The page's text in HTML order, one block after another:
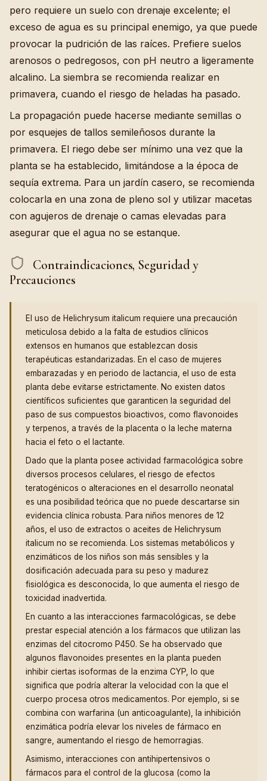
pero requiere un suelo con drenaje excelente; el
exceso de agua es su principal enemigo, ya que puede
provocar la pudrición de las raíces. Prefiere suelos
arenosos o pedregosos, con pH neutro a ligeramente
alcalino. La siembra se recomienda realizar en
primavera, cuando el riesgo de heladas ha pasado.
La propagación puede hacerse mediante semillas o
por esquejes de tallos semileñosos durante la
primavera. El riego debe ser mínimo una vez que la
planta se ha establecido, limitándose a la época de
sequía extrema. Para un jardín casero, se recomienda
colocarla en una zona de pleno sol y utilizar macetas
con agujeros de drenaje o camas elevadas para
asegurar que el agua no se estanque.
Contraindicaciones, Seguridad y
Precauciones
El uso de Helichrysum italicum requiere una precaución
meticulosa debido a la falta de estudios clínicos
extensos en humanos que establezcan dosis
terapéuticas estandarizadas. En el caso de mujeres
embarazadas y en periodo de lactancia, el uso de esta
planta debe evitarse estrictamente. No existen datos
científicos suficientes que garanticen la seguridad del
paso de sus compuestos bioactivos, como flavonoides
y terpenos, a través de la placenta o la leche materna
hacia el feto o el lactante.
Dado que la planta posee actividad farmacológica sobre
diversos procesos celulares, el riesgo de efectos
teratogénicos o alteraciones en el desarrollo neonatal
es una posibilidad teórica que no puede descartarse sin
evidencia clínica robusta. Para niños menores de 12
años, el uso de extractos o aceites de Helichrysum
italicum no se recomienda. Los sistemas metabólicos y
enzimáticos de los niños son más sensibles y la
dosificación adecuada para su peso y madurez
fisiológica es desconocida, lo que aumenta el riesgo de
toxicidad inadvertida.
En cuanto a las interacciones farmacológicas, se debe
prestar especial atención a los fármacos que utilizan las
enzimas del citocromo P450. Se ha observado que
algunos flavonoides presentes en la planta pueden
inhibir ciertas isoformas de la enzima CYP, lo que
significa que podría alterar la velocidad con la que el
cuerpo procesa otros medicamentos. Por ejemplo, si se
combina con warfarina (un anticoagulante), la inhibición
enzimática podría elevar los niveles de fármaco en
sangre, aumentando el riesgo de hemorragias.
Asimismo, interacciones con antihipertensivos o
fármacos para el control de la glucosa (como la